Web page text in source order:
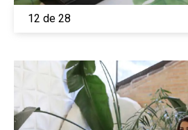
12 de 28